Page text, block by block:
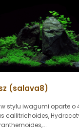
(salava8)
stylu iwagumi oparte o
callitrichoides,